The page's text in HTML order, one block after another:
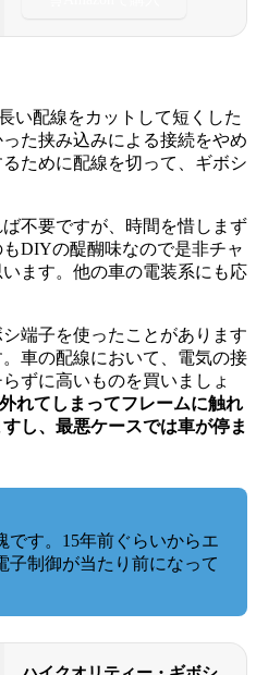
い配線をカットして短くした
た挟み込みによる接続をやめ
ために配線を切って、ギボシ
不要ですが、時間を惜しまず
DIYの醍醐味なので是非チャ
ます。他の車の電装系にも応
端子を使ったことがあります
車の配線において、電気の接
ずに高いものを買いましょ
れてしまってフレームに触れ
し、最悪ケースでは車が停ま
です。15年前ぐらいからエ
子制御が当たり前になって